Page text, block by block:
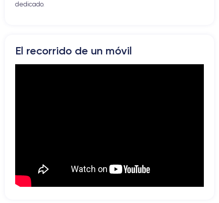
dedicado.
El recorrido de un móvil